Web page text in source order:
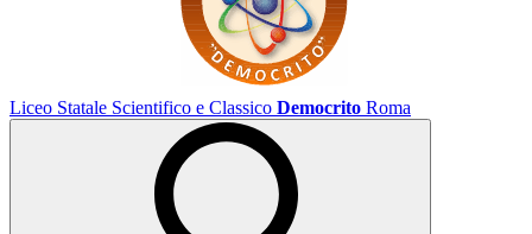
Liceo Statale Scientifico e Classico Democrito Roma